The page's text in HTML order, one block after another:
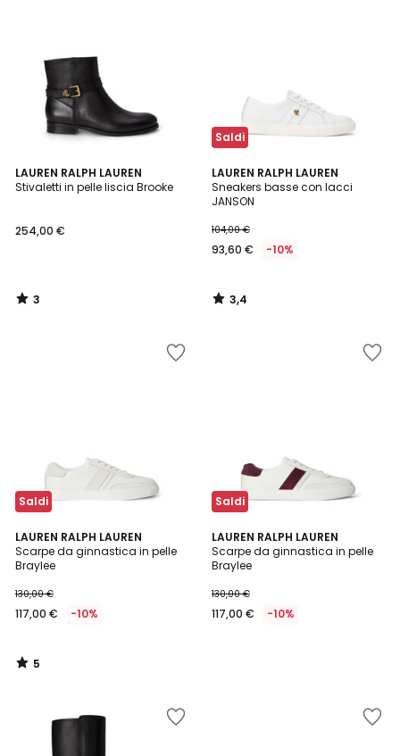
LAUREN RALPH LAUREN
Stivaletti in pelle liscia Brooke
254,00 €
3
/
3
/
Saldi
LAUREN RALPH LAUREN
Sneakers basse con lacci
JANSON
104,00 €
93,60 € -10%
3,4
/ 5
3,4
/
Saldi
LAUREN RALPH LAUREN
Scarpe da ginnastica in pelle
Braylee
130,00 €
117,00 € -10%
5
/
5
5
/
Saldi
LAUREN RALPH LAUREN
Scarpe da ginnastica in pelle
Braylee
130,00 €
117,00 € -10%